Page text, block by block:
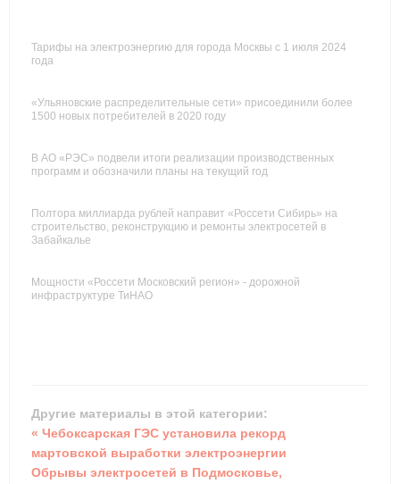
Тарифы на электроэнергию для города Москвы с 1 июля 2024
года
«Ульяновские распределительные сети» присоединили более
1500 новых потребителей в 2020 году
В АО «РЭС» подвели итоги реализации производственных
программ и обозначили планы на текущий год
Полтора миллиарда рублей направит «Россети Сибирь» на
строительство, реконструкцию и ремонты электросетей в
Забайкалье
Мощности «Россети Московский регион» - дорожной
инфраструктуре ТиНАО
Другие материалы в этой категории:
« Чебоксарская ГЭС установила рекорд
мартовской выработки электроэнергии
Обрывы электросетей в Подмосковье,